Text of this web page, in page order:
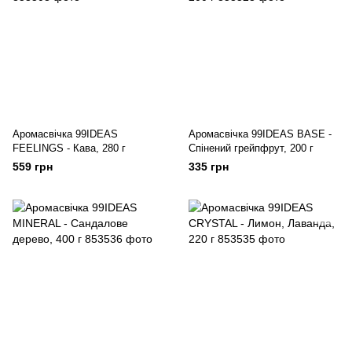
Аромасвічка 99IDEAS
FEELINGS - Кава, 280 г
559 грн
Аромасвічка 99IDEAS BASE -
Спінений грейпфрут, 200 г
335 грн